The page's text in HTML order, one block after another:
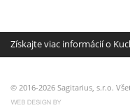
Získajte viac informácií o
© 2016-2026 Sagitarius, s.r.o.